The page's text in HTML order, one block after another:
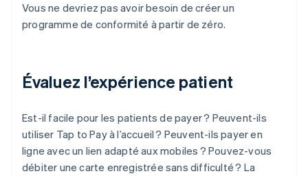
Vous ne devriez pas avoir besoin de créer un
programme de conformité à partir de zéro.
Évaluez l’expérience patient
Est-il facile pour les patients de payer ? Peuvent-ils
utiliser Tap to Pay à l’accueil ? Peuvent-ils payer en
ligne avec un lien adapté aux mobiles ? Pouvez-vous
débiter une carte enregistrée sans difficulté ? La